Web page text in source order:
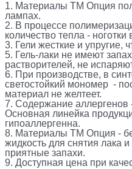
1. Материалы ТМ Опция
лампах.
2. В процессе
количество тепла -
3. Гели жесткие и упругие,
5. Гель-лаки не имеют
растворителей, не
6. При производстве, в
светостойкий мономер -
материал не желтеет.
7. Содержание аллергенов
Основная линейка
гипоаллергенна.
8. Материалы ТМ Опция -
жидкость для снятия лака
приятные запахи.
9. Доступная цена при